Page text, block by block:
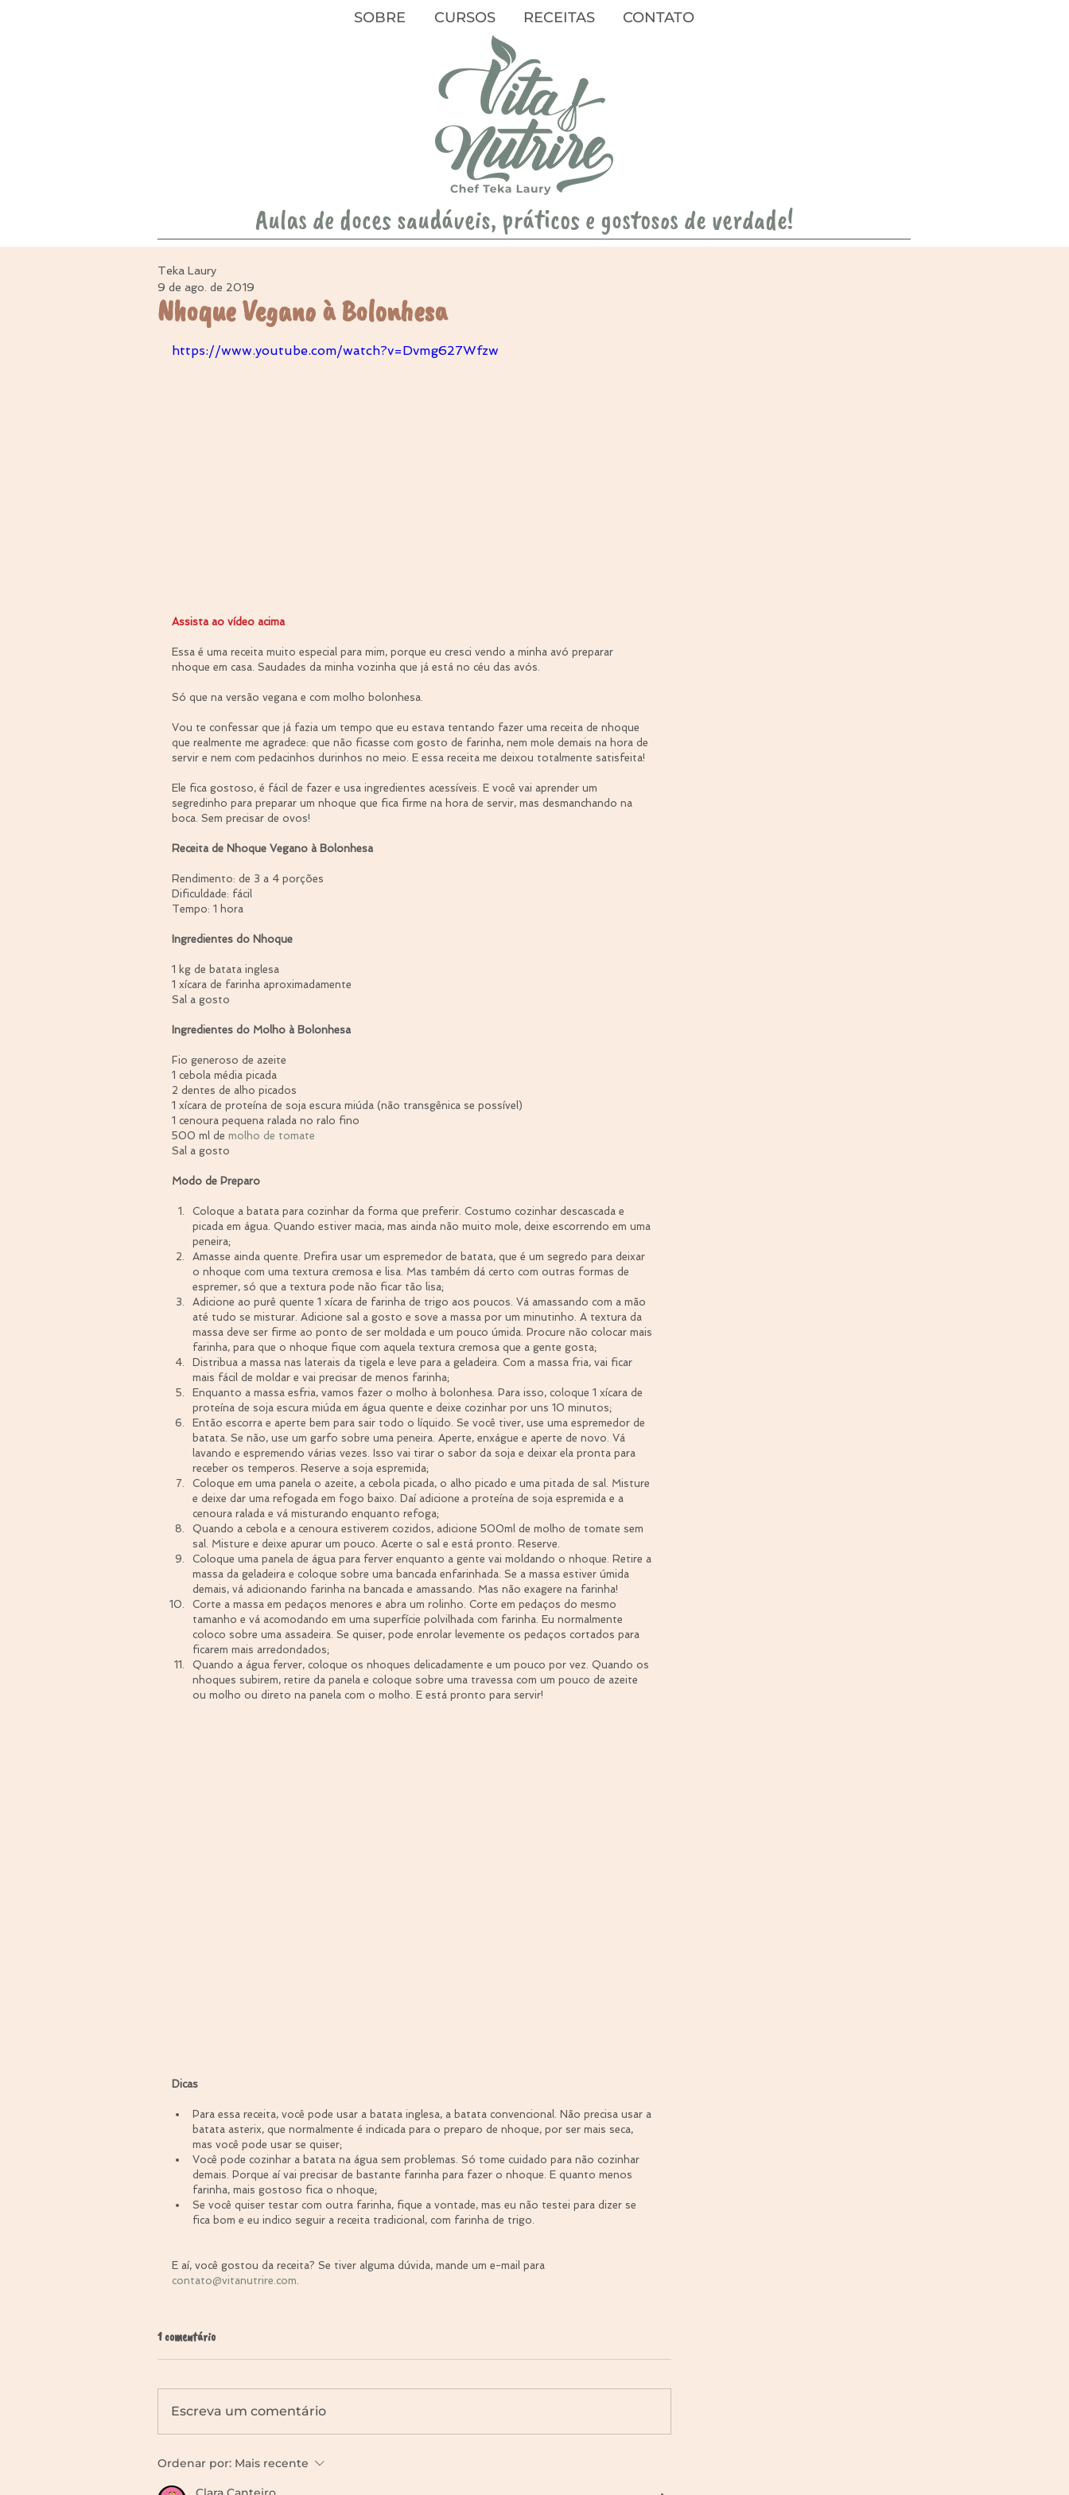
SOBRE CURSOS RECEITAS CONTATO
Aulas de doces saudáveis, práticos e gostosos de verdade!
Nhoque Vegano à Bolonhesa
Teka Laury
9 de ago. de 2019
https://www.youtube.com/watch?v=Dvmg627Wfzw
Assista ao vídeo acima
Essa é uma receita muito especial para mim, porque eu cresci vendo a minha avó preparar
nhoque em casa. Saudades da minha vozinha que já está no céu das avós.
Só que na versão vegana e com molho bolonhesa.
Vou te confessar que já fazia um tempo que eu estava tentando fazer uma receita de nhoque
que realmente me agradece: que não ficasse com gosto de farinha, nem mole demais na hora de
servir e nem com pedacinhos durinhos no meio. E essa receita me deixou totalmente satisfeita!
Ele fica gostoso, é fácil de fazer e usa ingredientes acessíveis. E você vai aprender um
segredinho para preparar um nhoque que fica firme na hora de servir, mas desmanchando na
boca. Sem precisar de ovos!
Receita de Nhoque Vegano à Bolonhesa
Rendimento: de 3 a 4 porções
Dificuldade: fácil
Tempo: 1 hora
Ingredientes do Nhoque
1 kg de batata inglesa
1 xícara de farinha aproximadamente
Sal a gosto
Ingredientes do Molho à Bolonhesa
Fio generoso de azeite
1 cebola média picada
2 dentes de alho picados
1 xícara de proteína de soja escura miúda (não transgênica se possível)
1 cenoura pequena ralada no ralo fino
500 ml de molho de tomate
Sal a gosto
Modo de Preparo
Coloque a batata para cozinhar da forma que preferir. Costumo cozinhar descascada e
picada em água. Quando estiver macia, mas ainda não muito mole, deixe escorrendo em uma
peneira;
Amasse ainda quente. Prefira usar um espremedor de batata, que é um segredo para deixar
o nhoque com uma textura cremosa e lisa. Mas também dá certo com outras formas de
espremer, só que a textura pode não ficar tão lisa;
Adicione ao purê quente 1 xícara de farinha de trigo aos poucos. Vá amassando com a mão
até tudo se misturar. Adicione sal a gosto e sove a massa por um minutinho. A textura da
massa deve ser firme ao ponto de ser moldada e um pouco úmida. Procure não colocar mais
farinha, para que o nhoque fique com aquela textura cremosa que a gente gosta;
Distribua a massa nas laterais da tigela e leve para a geladeira. Com a massa fria, vai ficar
mais fácil de moldar e vai precisar de menos farinha;
Enquanto a massa esfria, vamos fazer o molho à bolonhesa. Para isso, coloque 1 xícara de
proteína de soja escura miúda em água quente e deixe cozinhar por uns 10 minutos;
Então escorra e aperte bem para sair todo o líquido. Se você tiver, use uma espremedor de
batata. Se não, use um garfo sobre uma peneira. Aperte, enxágue e aperte de novo. Vá
lavando e espremendo várias vezes. Isso vai tirar o sabor da soja e deixar ela pronta para
receber os temperos. Reserve a soja espremida;
Coloque em uma panela o azeite, a cebola picada, o alho picado e uma pitada de sal. Misture
e deixe dar uma refogada em fogo baixo. Daí adicione a proteína de soja espremida e a
cenoura ralada e vá misturando enquanto refoga;
Quando a cebola e a cenoura estiverem cozidos, adicione 500ml de molho de tomate sem
sal. Misture e deixe apurar um pouco. Acerte o sal e está pronto. Reserve.
Coloque uma panela de água para ferver enquanto a gente vai moldando o nhoque. Retire a
massa da geladeira e coloque sobre uma bancada enfarinhada. Se a massa estiver úmida
demais, vá adicionando farinha na bancada e amassando. Mas não exagere na farinha!
Corte a massa em pedaços menores e abra um rolinho. Corte em pedaços do mesmo
tamanho e vá acomodando em uma superfície polvilhada com farinha. Eu normalmente
coloco sobre uma assadeira. Se quiser, pode enrolar levemente os pedaços cortados para
ficarem mais arredondados;
Quando a água ferver, coloque os nhoques delicadamente e um pouco por vez. Quando os
nhoques subirem, retire da panela e coloque sobre uma travessa com um pouco de azeite
ou molho ou direto na panela com o molho. E está pronto para servir!
Dicas
Para essa receita, você pode usar a batata inglesa, a batata convencional. Não precisa usar a
batata asterix, que normalmente é indicada para o preparo de nhoque, por ser mais seca,
mas você pode usar se quiser;
Você pode cozinhar a batata na água sem problemas. Só tome cuidado para não cozinhar
demais. Porque aí vai precisar de bastante farinha para fazer o nhoque. E quanto menos
farinha, mais gostoso fica o nhoque;
Se você quiser testar com outra farinha, fique a vontade, mas eu não testei para dizer se
fica bom e eu indico seguir a receita tradicional, com farinha de trigo.
E aí, você gostou da receita? Se tiver alguma dúvida, mande um e-mail para
contato@vitanutrire.com
1 comentário
Escreva um comentário
Ordenar por: Mais recente